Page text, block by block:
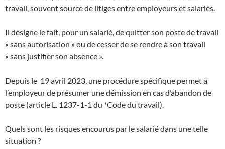
travail, souvent source de litiges entre employeurs et salariés.
Il désigne le fait, pour un salarié, de quitter son poste de travail
« sans autorisation » ou de cesser de se rendre à son travail
« sans justifier son absence ».
Depuis le 19 avril 2023, une procédure spécifique permet à
l’employeur de présumer une démission en cas d’abandon de
poste (article L. 1237-1-1 du *Code du travail).
Quels sont les risques encourus par le salarié dans une telle
situation ?